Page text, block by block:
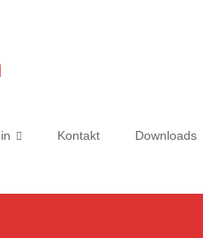
Kontakt Downloads